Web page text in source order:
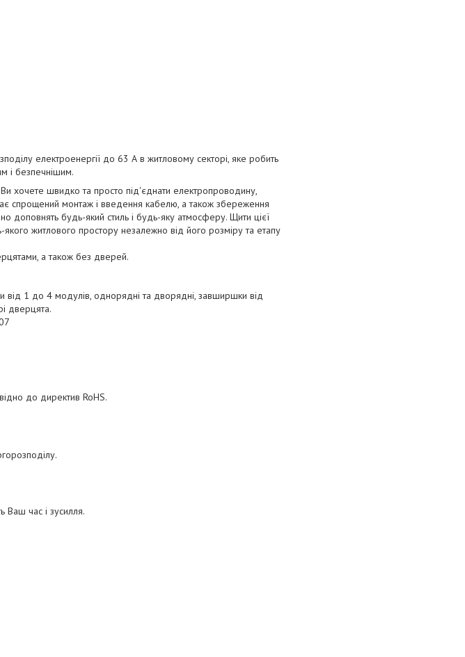
електроенергії до 63 А в житловому секторі, яке робить
і безпечнішим.
хочете швидко та просто під'єднати електропроводину,
спрощений монтаж і введення кабелю, а також збереження
доповнять будь-який стиль і будь-яку атмосферу. Щити цієї
житлового простору незалежно від його розміру та етапу
а також без дверей.
від 1 до 4 модулів, однорядні та дворядні, завширшки від
дверцята.
до директив RoHS.
Ваш час і зусилля.